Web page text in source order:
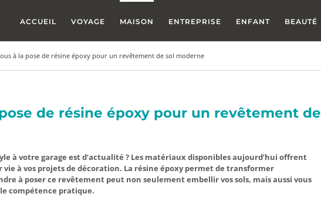
ACCUEIL VOYAGE MAISON ENTREPRISE ENFANT BEAUTÉ
à la pose de résine époxy pour un revêtement de sol moderne
de résine époxy pour un revêtement de
à votre garage est d’actualité ? Les matériaux disponibles aujourd’hui offrent
à vos projets de décoration. La résine époxy permet de transformer
à poser ce revêtement peut non seulement embellir vos sols, mais aussi vous
compétence pratique.